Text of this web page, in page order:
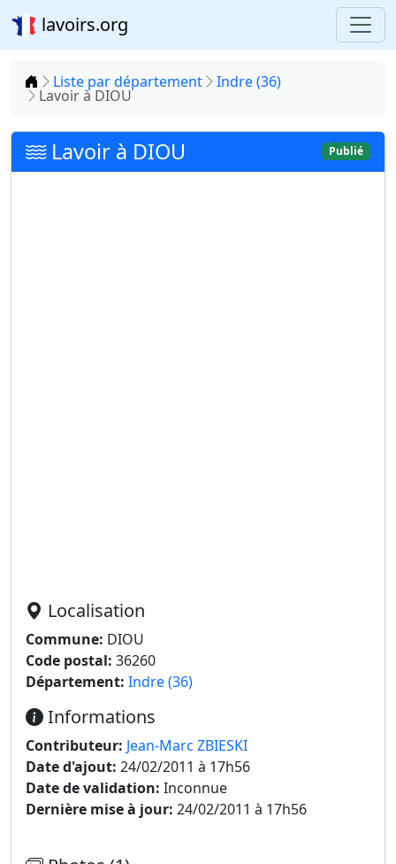
lavoirs.org
Accueil
Liste par département Indre (36)
Lavoir à DIOU
Lavoir à DIOU Publié
Localisation
Commune: DIOU
Code postal: 36260
Département: Indre (36)
Informations
Contributeur: Jean-Marc ZBIESKI
Date d'ajout: 24/02/2011 à 17h56
Date de validation: Inconnue
Dernière mise à jour: 24/02/2011 à 17h56